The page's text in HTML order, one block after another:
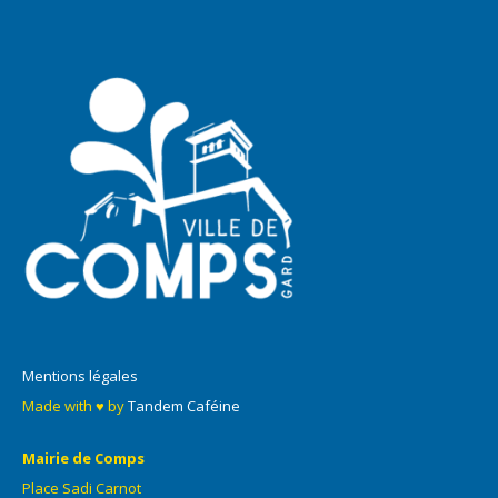
Mentions légales
Made with ♥ byTandem Caféine
Mairie de Comps
Place Sadi Carnot